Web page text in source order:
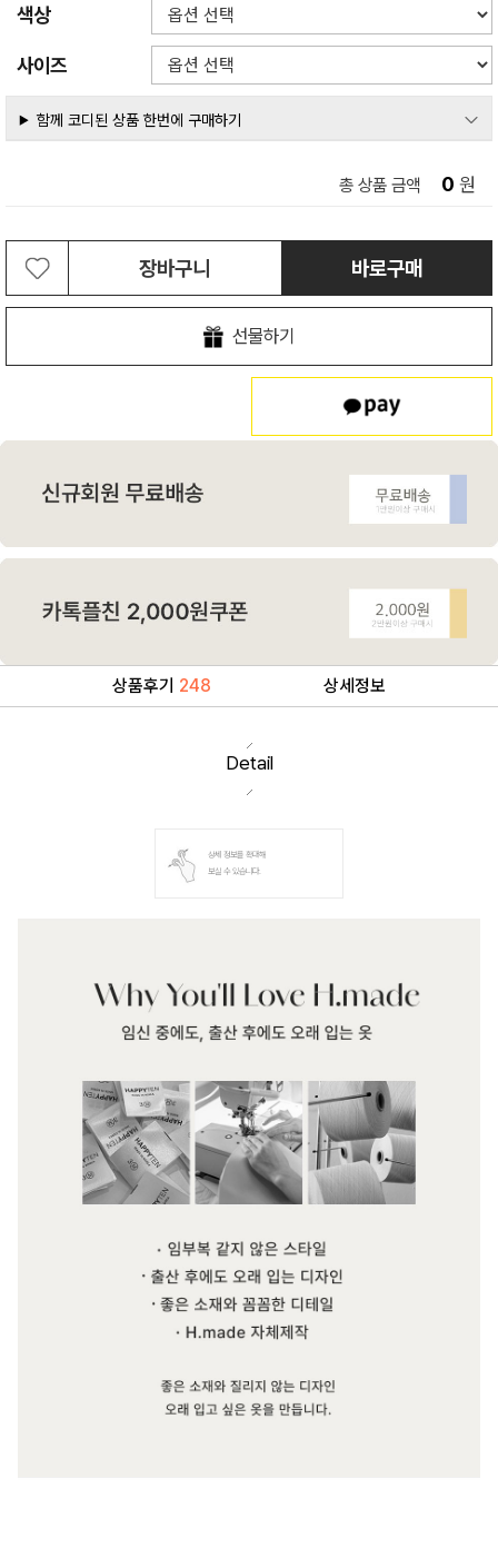
색상
사이즈
함께 코디된 상품 한번에 구매하기
총 상품 금액 0 원
장바구니 바로구매
선물하기
상품후기 248 상세정보
Detail
상세 정보를 확대해
보실 수 있습니다.